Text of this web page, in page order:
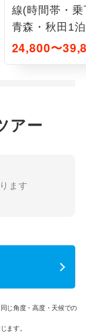
線(時間帯・
青森・秋田1
24,800〜
アー
ます
じ角度・高度・天候での
ます。